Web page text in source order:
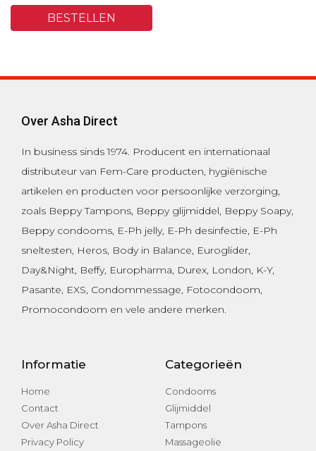
BESTELLEN
Over Asha Direct
In business sinds 1974. Producent en internationaal
distributeur van Fem-Care producten, hygiënische
artikelen en producten voor persoonlijke verzorging,
zoals Beppy Tampons, Beppy glijmiddel, Beppy Soapy,
Beppy condooms, E-Ph jelly, E-Ph desinfectie, E-Ph
sneltesten, Heros, Body in Balance, Euroglider,
Day&Night, Beffy, Europharma, Durex, London, K-Y,
Pasante, EXS, Condommessage, Fotocondoom,
Promocondoom en vele andere merken.
Informatie
Home
Contact
Over Asha Direct
Privacy Policy
Categorieën
Condooms
Glijmiddel
Tampons
Massageolie